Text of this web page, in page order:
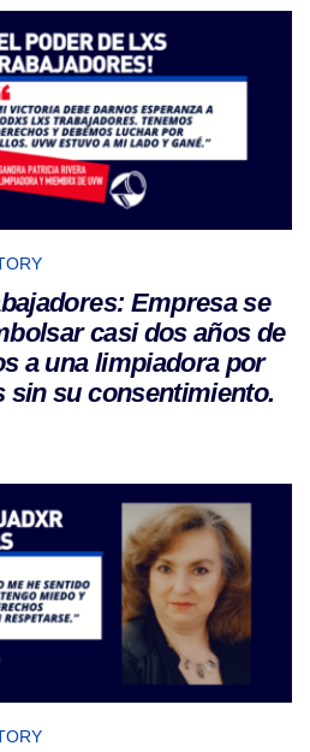
Empresa se
casi dos años de
a una limpiadora por
sin su consentimiento.